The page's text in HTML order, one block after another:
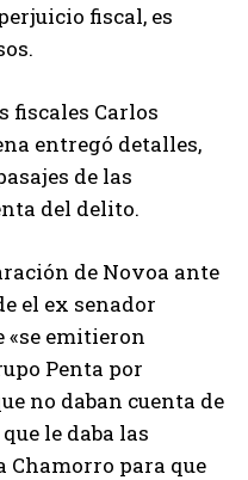
fiscal, es
fiscales Carlos
entregó detalles,
de las
del delito.
de Novoa ante
el ex senador
emitieron
Penta por
no daban cuenta de
le daba las
para que